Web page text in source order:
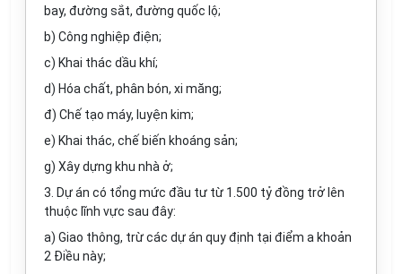
bay, đường sắt, đường quốc lộ;
b) Công nghiệp điện;
c) Khai thác dầu khí;
d) Hóa chất, phân bón, xi măng;
đ) Chế tạo máy, luyện kim;
e) Khai thác, chế biến khoáng sản;
g) Xây dựng khu nhà ở;
3. Dự án có tổng mức đầu tư từ 1.500 tỷ đồng trở lên
thuộc lĩnh vực sau đây:
a) Giao thông, trừ các dự án quy định tại điểm a khoản
2 Điều này;